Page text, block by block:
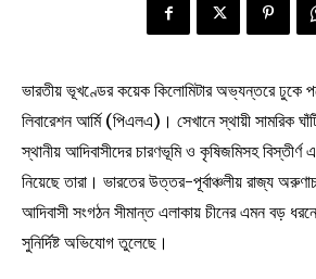
ভারতীয় ভূখণ্ডের কয়েক কিলোমিটার অভ্যন্তরে ঢুকে
লিবারেশন আর্মি (পিএলএ)। সেখানে স্থায়ী সামরিক
স্থানীয় আদিবাসীদের চারণভূমি ও কৃষিজমিসহ বিস্তীর্ণ
নিয়েছে তারা। ভারতের উত্তর-পূর্বাঞ্চলীয় রাজ্য
আদিবাসী সংগঠন সীমান্ত এলাকায় চীনের এমন বড়
সুনির্দিষ্ট অভিযোগ তুলেছে।